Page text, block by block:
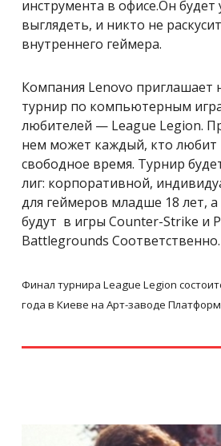
инструмента в офисе.Он будет
выглядеть, и никто не
внутреннего геймера.
Компания Lenovo приглашает
турнир по компьютерным
любителей — League Legion.
нем может каждый, кто любит
свободное время. Турнир
лиг: корпоративной,
для геймеров младше 18 лет, а
будут в игры Counter-Strike и
Battlegrounds Соответственно.
Финал турнира League Legion
года в Киеве на Арт-заводе